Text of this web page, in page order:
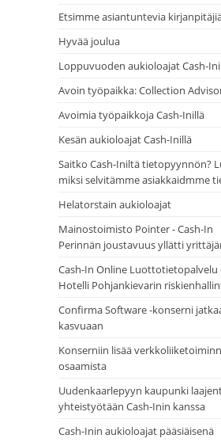
Etsimme asiantuntevia
Hyvää joulua
Loppuvuoden aukioloajat Cash-
Avoin työpaikka: Collection
Avoimia työpaikkoja Cash-Inillä
Kesän aukioloajat Cash-Inillä
Saitko Cash-Iniltä tietopyynnön?
miksi selvitämme asiakkaidmme
Helatorstain aukioloajat
Mainostoimisto Pointer - Cash-In
Perinnän joustavuus yllätti
Cash-In Online Luottotietopalvelu
Hotelli Pohjankievarin
Confirma Software -konserni
kasvuaan
Konserniin lisää
osaamista
Uudenkaarlepyyn kaupunki
yhteistyötään Cash-Inin kanssa
Cash-Inin aukioloajat pääsiäisenä